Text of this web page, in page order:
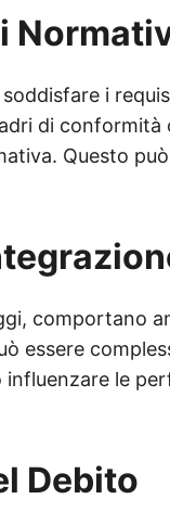
i
di conformità
Questo
comportano
essere
le
Debito